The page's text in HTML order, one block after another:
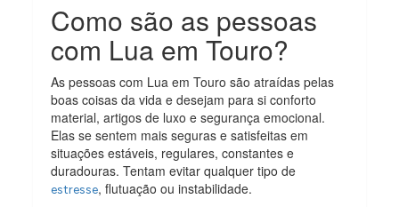
Como são as pessoas
com Lua em Touro?
As pessoas com Lua em Touro são atraídas pelas
boas coisas da vida e desejam para si conforto
material, artigos de luxo e segurança emocional.
Elas se sentem mais seguras e satisfeitas em
situações estáveis, regulares, constantes e
duradouras. Tentam evitar qualquer tipo de
estresse, flutuação ou instabilidade.